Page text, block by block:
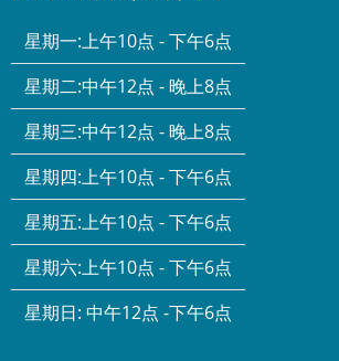
星期一:上午10点 - 下午6点
星期二:中午12点 - 晚上8点
星期三:中午12点 - 晚上8点
星期四:上午10点 - 下午6点
星期五:上午10点 - 下午6点
星期六:上午10点 - 下午6点
星期日: 中午12点 -下午6点